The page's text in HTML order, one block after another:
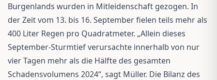
Burgenlands wurden in Mitleidenschaft gezogen. In
der Zeit vom 13. bis 16. September fielen teils mehr als
400 Liter Regen pro Quadratmeter. „Allein dieses
September-Sturmtief verursachte innerhalb von nur
vier Tagen mehr als die Hälfte des gesamten
Schadensvolumens 2024“, sagt Müller. Die Bilanz des